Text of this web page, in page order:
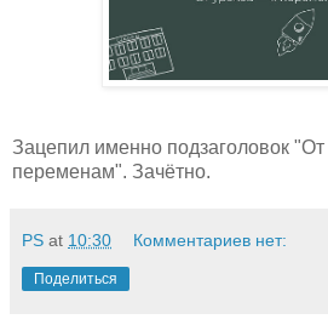
Зацепил именно подзаголовок "От
переменам". Зачётно.
PS at 10:30 Комментариев нет:
Поделиться